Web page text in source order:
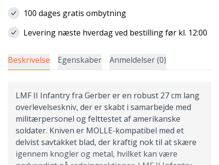
100 dages gratis ombytning
Levering næste hverdag ved bestilling før kl. 12:00
Beskrivelse Egenskaber Anmeldelser (0)
LMF II Infantry fra Gerber er en robust 27 cm lang
overlevelseskniv, der er skabt i samarbejde med
militærpersonel og felttestet af amerikanske
soldater. Kniven er MOLLE-kompatibel med et
delvist savtakket blad, der kraftig nok til at skære
igennem knogler og metal, hvilket kan være